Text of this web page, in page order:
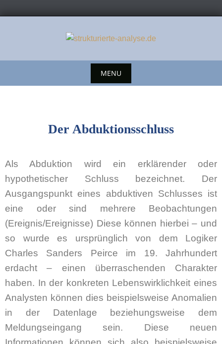
MENU
Der Abduktionsschluss
Als Abduktion wird ein erklärender oder
hypothetischer Schluss bezeichnet. Der
Ausgangspunkt eines abduktiven Schlusses ist
eine oder sind mehrere Beobachtungen
(Ereignis/Ereignisse) Diese können hierbei – und
so wurde es ursprünglich von dem Logiker
Charles Sanders Peirce im 19. Jahrhundert
erdacht – einen überraschenden Charakter
haben. In der konkreten Lebenswirklichkeit eines
Analysten können dies beispielsweise Anomalien
in der Datenlage beziehungsweise dem
Meldungseingang sein. Diese neuen